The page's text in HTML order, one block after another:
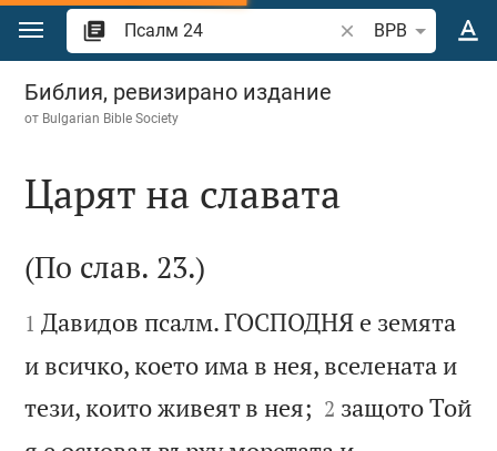
Преминете към съдържанието
Търсете стих или
BPB
Псалм 24
Библия, ревизирано издание
от Bulgarian Bible Society

Царят на славата

(По слав. 23.)

1 Давидов псалм. ГОСПОДНЯ е земята
и всичко, което има в нея, вселената и
тези, които живеят в нея; 

2 защото Той